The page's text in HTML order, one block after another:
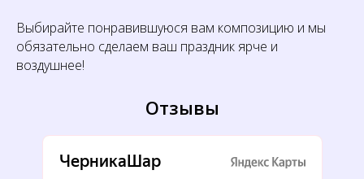
Выбирайте понравившуюся вам композицию и мы
обязательно сделаем ваш праздник ярче и
воздушнее!
Отзывы